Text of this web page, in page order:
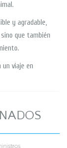
y agradable,
que también
viaje en